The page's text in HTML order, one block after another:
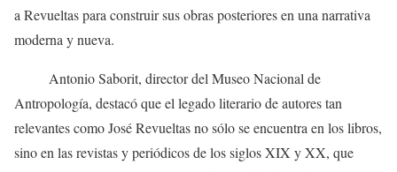
a Revueltas para construir sus obras posteriores en una narrativa
moderna y nueva.
Antonio Saborit, director del Museo Nacional de
Antropología, destacó que el legado literario de autores tan
relevantes como José Revueltas no sólo se encuentra en los libros,
sino en las revistas y periódicos de los siglos XIX y XX, que